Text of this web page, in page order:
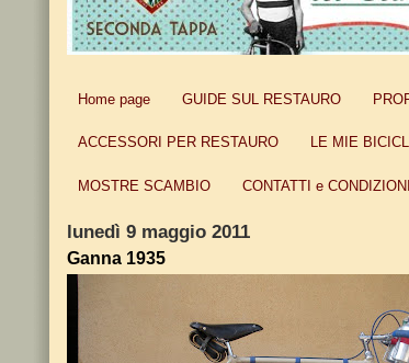
Home page GUIDE SUL RESTAURO
ACCESSORI PER RESTAURO LE MIE
MOSTRE SCAMBIO CONTATTI e
lunedì 9 maggio 2011
Ganna 1935